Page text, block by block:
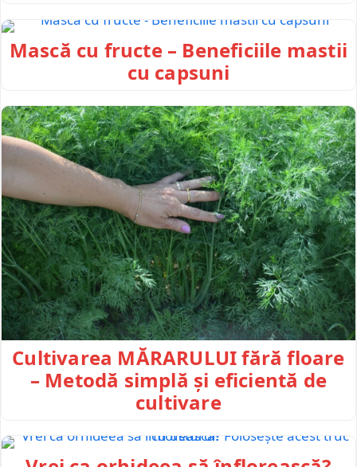
Mască cu fructe – Beneficiile mastii
cu capsuni
Cultivarea MĂRARULUI fără floare
– Metodă simplă și eficientă de
cultivare